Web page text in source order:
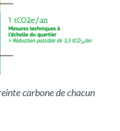
carbone de chacun